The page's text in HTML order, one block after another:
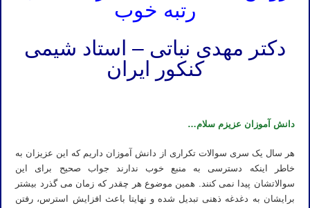
رتبه خوب
دکتر مهدی نباتی – استاد شیمی
کنکور ایران
دانش آموزان عزیزم سلام…
هر سال یک سری سوالات تکراری از دانش آموزان داریم که این عزیزان به
خاطر اینکه دسترسی به منبع خوب ندارند جواب صحیح برای این
سوالاتشان پیدا نمی کنند. همین موضوع هر چقدر که زمان می گذرد بیشتر
برایشان به دغدغه ذهنی تبدیل شده و نهایتا باعث افزایش استرس، رفتن